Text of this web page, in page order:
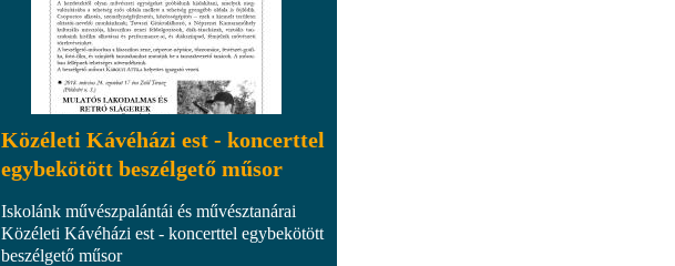
Közéleti Kávéházi est - koncerttel
egybekötött beszélgető műsor
Iskolánk művészpalántái és művésztanárai
Közéleti Kávéházi est - koncerttel egybekötött
beszélgető műsor